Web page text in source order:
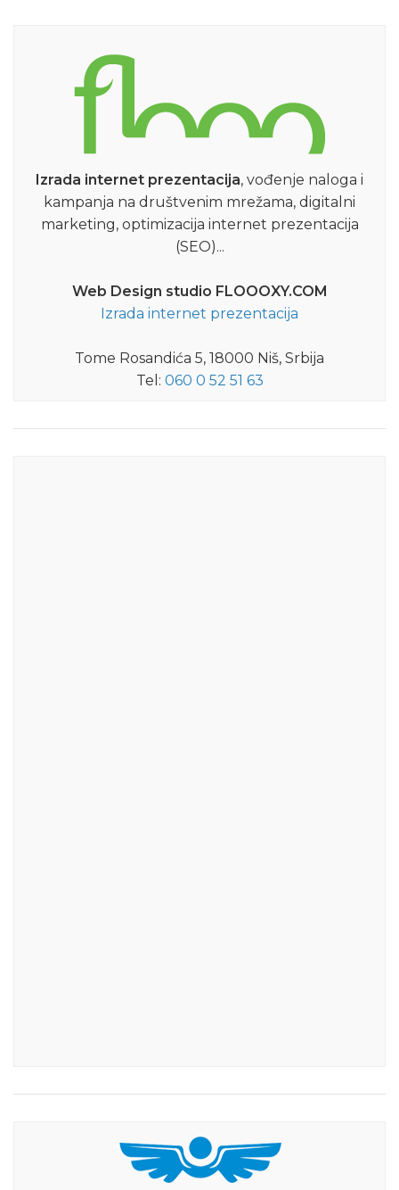
Izrada internet prezentacija, vođenje naloga i
kampanja na društvenim mrežama, digitalni
marketing, optimizacija internet prezentacija
(SEO)...
Web Design studio FLOOOXY.COM
Izrada internet prezentacija
Tome Rosandića 5, 18000 Niš, Srbija
Tel: 060 0 52 51 63